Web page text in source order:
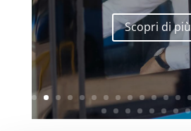
Scopri di più